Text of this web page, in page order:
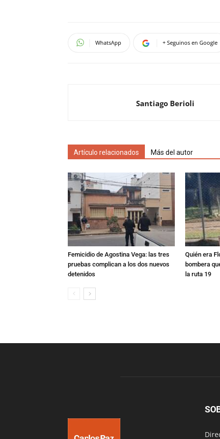
WhatsApp + Seguinos en Google
Santiago Berioli
Artículo relacionados Más del autor
Femicidio de Agostina Vega: las tres
pruebas complican a los dos nuevos
detenidos
Quién era
bombera
la ruta 19